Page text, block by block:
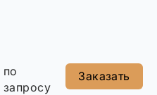
по
запросу
Заказать